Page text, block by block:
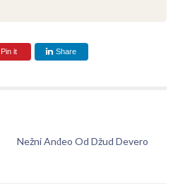
Pin it Share
Nežni Anđeo Od Džud Devero